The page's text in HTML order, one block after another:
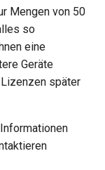
Mengen von 50
so
eine
Geräte
später